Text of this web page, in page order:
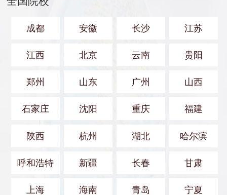
成都 安徽 长沙 江苏
江西 北京 云南 贵阳
郑州 山东 广州 山西
石家庄 沈阳 重庆 福建
陕西 杭州 湖北 哈尔滨
呼和浩特 新疆 长春 甘肃
上海 海南 青岛 宁夏